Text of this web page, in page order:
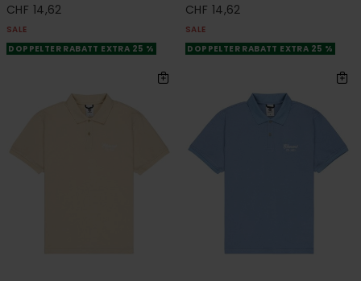
CHF 14,62
SALE
DOPPELTER RABATT EXTRA 25 %
CHF 14,62
SALE
DOPPELTER RABATT EXTRA 25 %